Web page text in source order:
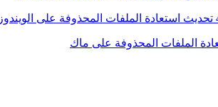
تحديث استعادة الملفات المحذوفة على الويندوز
الملفات المحذوفة على ماك